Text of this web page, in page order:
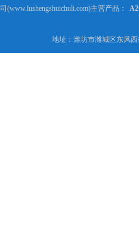
主营产品：
地址：潍坊市潍城区东风